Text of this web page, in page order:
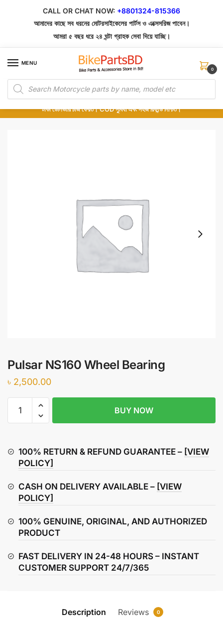
CALL OR CHAT NOW: +8801324-815366
আমাদের কাছে সব ধরনের মোটরসাইকেলের পার্টস ও এক্সেসরিজ পাবেন।
আমরা ৫ বছর ধরে ২৪ ঘন্টা গ্রাহক সেবা দিয়ে যাচ্ছি।
MENU
Products
search
0
১০০% অরিজিনাল পার্টস – শোরুম থেকে সরাসরি সংগ্রহ এবং শুধুমাত্র কুরিয়ার সার্ভিসে ডেলিভারি।
অর্ডার করার পর পার্টের ছবি দেখুন। পছন্দ হলে Cash on Delivery দিন, না হলে ৫ মিনিটে ১৯৯
টাকা ডেলিভারি চার্জ ফেরত। COD সুবিধা এবং সহজ রিফান্ড নিশ্চিত।
Pulsar NS160 Wheel Bearing
৳ 2,500.00
NS160
quantity
BUY NOW
100% RETURN & REFUND GUARANTEE – [VIEW
POLICY]
CASH ON DELIVERY AVAILABLE – [VIEW
POLICY]
100% GENUINE, ORIGINAL, AND AUTHORIZED
PRODUCT
FAST DELIVERY IN 24-48 HOURS – INSTANT
CUSTOMER SUPPORT 24/7/365
Description Reviews 0